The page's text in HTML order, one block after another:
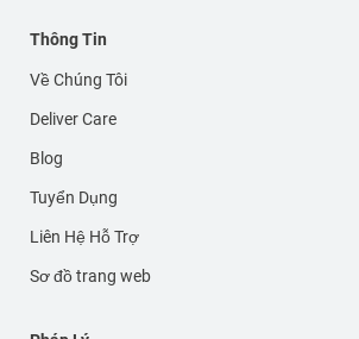
Thông Tin
Về Chúng Tôi
Deliver Care
Blog
Tuyển Dụng
Liên Hệ Hỗ Trợ
Sơ đồ trang web